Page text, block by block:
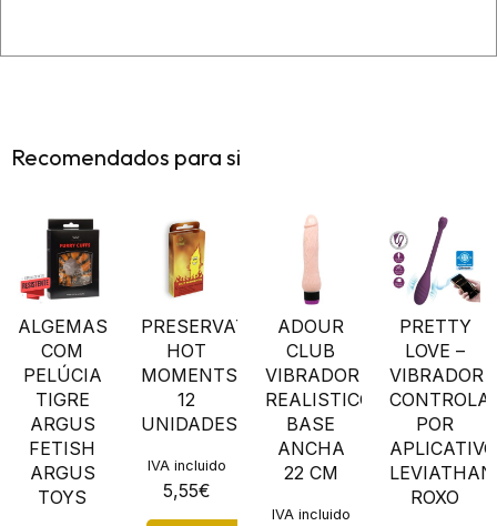
Recomendados para si
ALGEMAS
COM
PELÚCIA
TIGRE
ARGUS
FETISH
ARGUS
TOYS
PRESERVATIVOS
HOT
MOMENTS
12
UNIDADES
5,55€
IVA incluido
ADOUR
CLUB
VIBRADOR
REALISTICO
BASE
ANCHA
22 CM
IVA incluido
PRETTY
LOVE –
VIBRADOR
POR
APLICATIVO
LEVIATHAN
ROXO